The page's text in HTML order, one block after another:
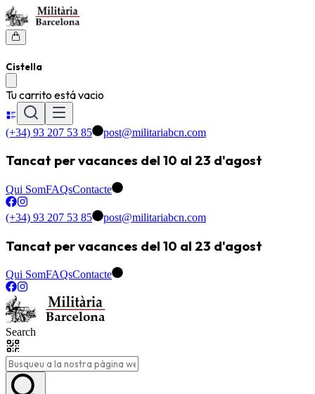
Cistella
Tu carrito está vacio
(+34) 93 207 53 85 post@militariabcn.com
Tancat per vacances del 10 al 23 d'agost
Qui SomFAQsContacte
(+34) 93 207 53 85 post@militariabcn.com
Tancat per vacances del 10 al 23 d'agost
Qui SomFAQsContacte
Search